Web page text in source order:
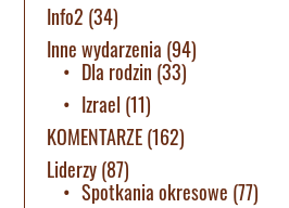
Info2 (34)
Inne wydarzenia (94)
Dla rodzin (33)
Izrael (11)
KOMENTARZE(162)
Liderzy(87)
Spotkania okresowe (77)